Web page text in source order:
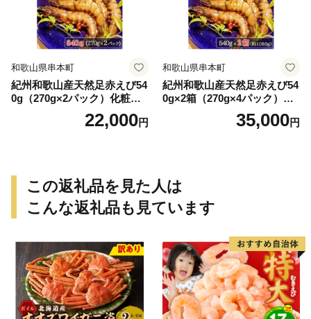
和歌山県串本町
紀州和歌山産天然足赤えび54
0g（270g×2パック）化粧箱
入 ※2026年12月上旬〜2027
年2月上旬頃順次発送予定
22,000円
和歌山県串本町
紀州和歌山産天然足赤えび54
0g×2箱（270g×4パック）化
粧箱入 ※2026年12月上旬〜2
027年2月上旬頃順次発送予定
ず【uot773A】
35,000円
この返礼品を見た人は
こんな返礼品も見ています